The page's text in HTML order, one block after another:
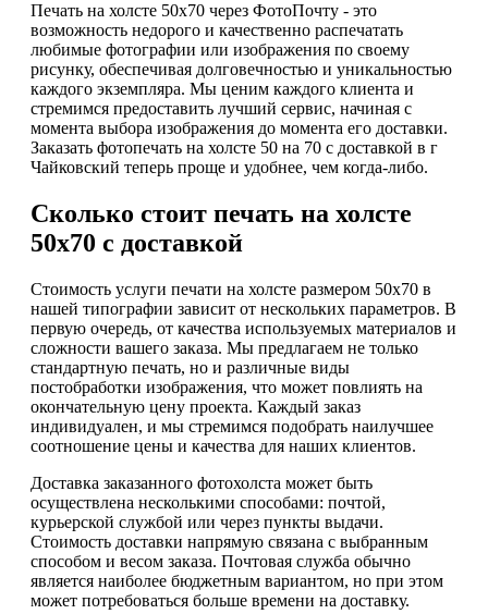
Печать на холсте 50х70 через ФотоПочту - это
возможность недорого и качественно распечатать
любимые фотографии или изображения по своему
рисунку, обеспечивая долговечностью и уникальностью
каждого экземпляра. Мы ценим каждого клиента и
стремимся предоставить лучший сервис, начиная с
момента выбора изображения до момента его доставки.
Заказать фотопечать на холсте 50 на 70 с доставкой в г
Чайковский теперь проще и удобнее, чем когда-либо.
Сколько стоит печать на холсте
50х70 с доставкой
Стоимость услуги печати на холсте размером 50х70 в
нашей типографии зависит от нескольких параметров. В
первую очередь, от качества используемых материалов и
сложности вашего заказа. Мы предлагаем не только
стандартную печать, но и различные виды
постобработки изображения, что может повлиять на
окончательную цену проекта. Каждый заказ
индивидуален, и мы стремимся подобрать наилучшее
соотношение цены и качества для наших клиентов.
Доставка заказанного фотохолста может быть
осуществлена несколькими способами: почтой,
курьерской службой или через пункты выдачи.
Стоимость доставки напрямую связана с выбранным
способом и весом заказа. Почтовая служба обычно
является наиболее бюджетным вариантом, но при этом
может потребоваться больше времени на доставку.